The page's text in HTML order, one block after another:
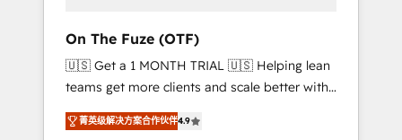
messaging, & conversion strategy that drive
results. 🤖AI Strategy: Activate Breeze Agents,
configure HubSpot AI, & maximize AEO with
tailored AI services. 🧩Integrations: Extend
HubSpot with custom integrations, hosting, &
On The Fuze (OTF)
🇺🇸 Get a 1 MONTH TRIAL 🇺🇸 Helping lean
teams get more clients and scale better with
our HubSpot Consulting & 'Done For You'
Services. 🚀 Who We Work With 🚀 We help
菁英级解决方案合作伙伴4.9